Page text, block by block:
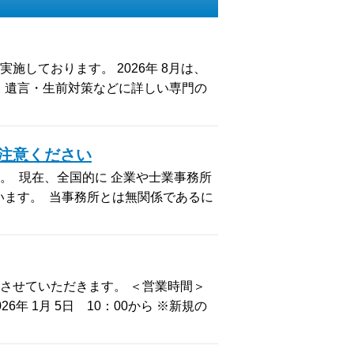
施しております。 2026年 8月は、
言・生前対策などに詳しい専門の
意ください
現在、全国的に 企業や士業事務所
す。 当事務所とは無関係であるに
せていただきます。 ＜営業時間＞
1月 5日 10：00から ※新規の